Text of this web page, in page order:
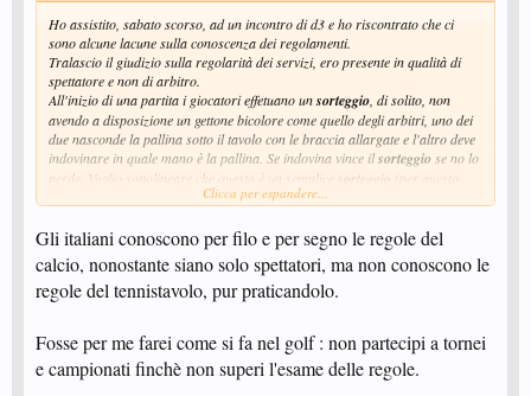
Ho assistito, sabato scorso, ad un incontro di d3 e ho riscontrato che ci
sono alcune lacune sulla conoscenza dei regolamenti.
Tralascio il giudizio sulla regolarità dei servizi, ero presente in qualità di
spettatore e non di arbitro.
All'inizio di una partita i giocatori effetuano unsorteggio , di solito, non
avendo a disposizione un gettone bicolore come quello degli arbitri, uno dei
due nasconde la pallina sotto il tavolo con le braccia allargate e l'altro deve
indovinare in quale mano è la pallina. Se indovina vince ilsorteggio se no lo
perde. Voglio sottolineare che questo è un semplice
sorteggio
l'ho voluto evidenziare più volte) e non la conquista del servizio. Chi vince il
semplicemente il diritto di scegliere o il tavolo oppure chi deve servire per
primo. Potrebbe anche decidere di ricevere e non di servire; oppure il campo
preferito.
Di seguito il regolamento relativo:
13.1 - Il diritto di scegliere l’ordine iniziale di servizio, di risposta ed il
campo deve essere deciso per sorteggio, e il vincitore può scegliere di servire
o ricevere per primo o di iniziare in un determinato campo.
Clicca per espandere...
Gli italiani conoscono per filo e per segno le regole del
calcio, nonostante siano solo spettatori, ma non conoscono le
regole del tennistavolo, pur praticandolo.
Fosse per me farei come si fa nel golf : non partecipi a tornei
e campionati finchè non superi l'esame delle regole.